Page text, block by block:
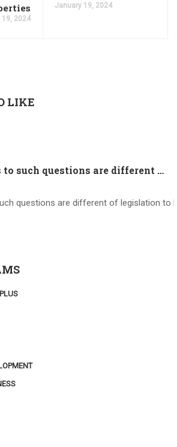
2024
January 19, 2024
LIKE
Brand new ways to such questions are different of legislation to help you jurisdiction
questions are different of legislation to